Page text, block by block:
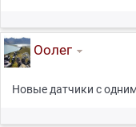
Оолег
Новые датчики с